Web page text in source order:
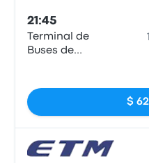
21:45
Terminal de
Buses de
$